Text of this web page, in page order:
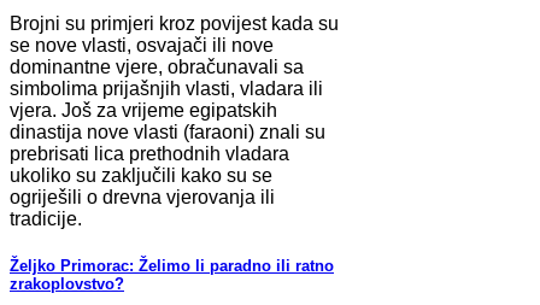
Brojni su primjeri kroz povijest kada su
se nove vlasti, osvajači ili nove
dominantne vjere, obračunavali sa
simbolima prijašnjih vlasti, vladara ili
vjera. Još za vrijeme egipatskih
dinastija nove vlasti (faraoni) znali su
prebrisati lica prethodnih vladara
ukoliko su zaključili kako su se
ogriješili o drevna vjerovanja ili
tradicije.
Željko Primorac: Želimo li paradno ili ratno
zrakoplovstvo?